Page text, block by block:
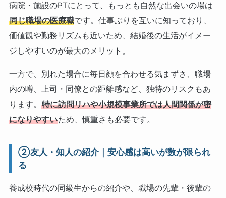
病院・施設のPTにとって、もっとも自然な出会いの場は
同じ職場の医療職です。仕事ぶりを互いに知っており、
価値観や勤務リズムも近いため、結婚後の生活がイメー
ジしやすいのが最大のメリット。
一方で、別れた場合に毎日顔を合わせる気まずさ、職場
内の噂、上司・同僚との距離感など、独特のリスクもあ
ります。 特に訪問リハや小規模事業所では人間関係が密
になりやすいため、慎重さも必要です。
②友人・知人の紹介｜安心感は高いが数が限られ
る
養成校時代の同級生からの紹介や、職場の先輩・後輩の